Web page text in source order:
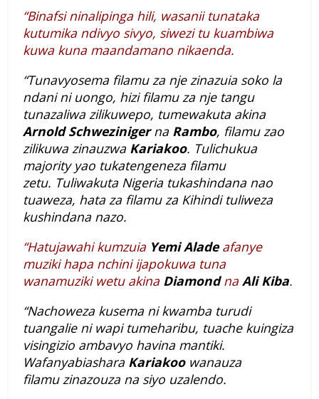
“Binafsi ninalipinga hili, wasanii tunataka
kutumika ndivyo sivyo, siwezi tu kuambiwa
kuwa kuna maandamano nikaenda.
“Tunavyosema filamu za nje zinazuia soko la
ndani ni uongo, hizi filamu za nje tangu
tunazaliwa zilikuwepo, tumewakuta akina
Arnold Schwezinigerna Rambo, filamu zao
zilikuwa zinauzwa Kariakoo. Tulichukua
majority yao tukatengeneza filamu
zetu. Tuliwakuta Nigeria tukashindana nao
tuaweza, hata za filamu za Kihindi tuliweza
kushindana nazo.
“Hatujawahi kumzuia Yemi Aladeafanye
muziki hapa nchini ijapokuwa tuna
wanamuziki wetu akina Diamondna Ali Kiba.
“Nachoweza kusema ni kwamba turudi
tuangalie ni wapi tumeharibu, tuache kuingiza
visingizio ambavyo havina mantiki.
Wafanyabiashara Kariakoowanauza
filamu zinazouza na siyo uzalendo.